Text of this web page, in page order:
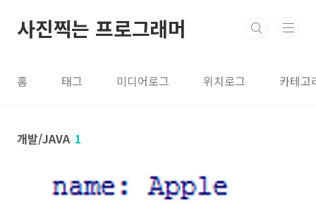
사진찍는 프로그래머
홈 태그 미디어로그 위치로그 카테고
개발/JAVA 1